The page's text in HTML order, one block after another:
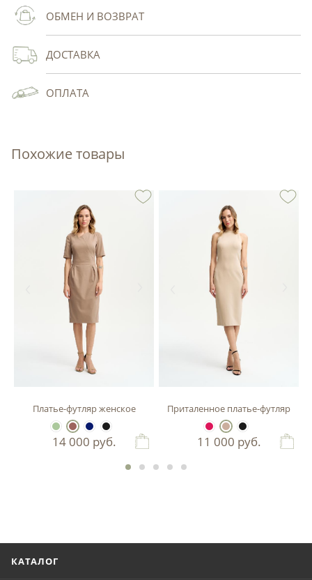
ОБМЕН И ВОЗВРАТ
ДОСТАВКА
ОПЛАТА
Похожие товары
Платье-футляр женское
14 000 руб.
Приталенное платье-футляр
11 000 руб.
КАТАЛОГ